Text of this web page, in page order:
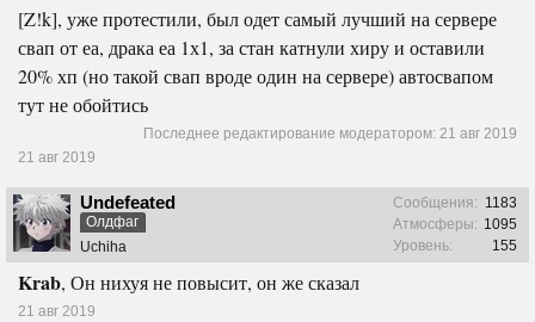
[Z!k], уже протестили, был одет самый лучший на сервере
свап от еа, драка еа 1х1, за стан катнули хиру и оставили
20% хп (но такой свап вроде один на сервере) автосвапом
тут не обойтись
Последнее редактирование модератором: 21 авг 2019
21 авг 2019
Undefeated
Олдфаг
Uchiha
Сообщения: 1183
Атмосферы: 1095
Уровень:
155
Krab, Он нихуя не повысит, он же сказал
21 авг 2019